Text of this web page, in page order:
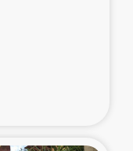
津波被災者支援
援